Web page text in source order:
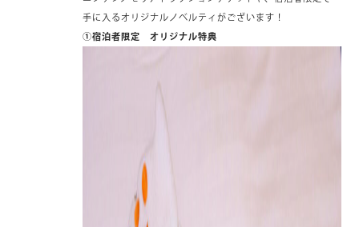
手に入るオリジナルノベルティがございます！
①宿泊者限定 オリジナル特典